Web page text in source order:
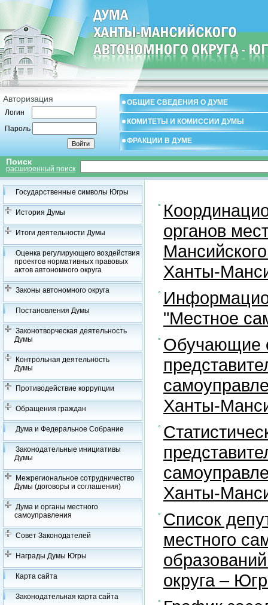
Авторизация
Логин
Пароль
ОБЩИЕ СВЕДЕНИЯ О ДУМЕ
КОМИТЕТЫ И КОМИССИИ ДУМЫ
ФРАКЦИИ В ДУМЕ
Поиск
расширенный поиск
Государственные символы Югры
История Думы
Итоги деятельности Думы
Оценка регулирующего воздействия
проектов нормативных правовых
актов автономного округа
Законы автономного округа
Постановления Думы
Законотворческая деятельность
Думы
Контрольная деятельность
Думы
Противодействие коррупции
Обращения граждан
Дума и Федеральное Собрание
Законодательные инициативы
Думы
Межрегиональное сотрудничество
Думы (договоры и соглашения)
Дума и органы местного
самоуправления
Совет Законодателей
Награды Думы Югры
Карта сайта
Законодательная карта сайта
органов
Ханты-
"Местное
Обучающие
Ханты-
Ханты-
Список
местного
округа –